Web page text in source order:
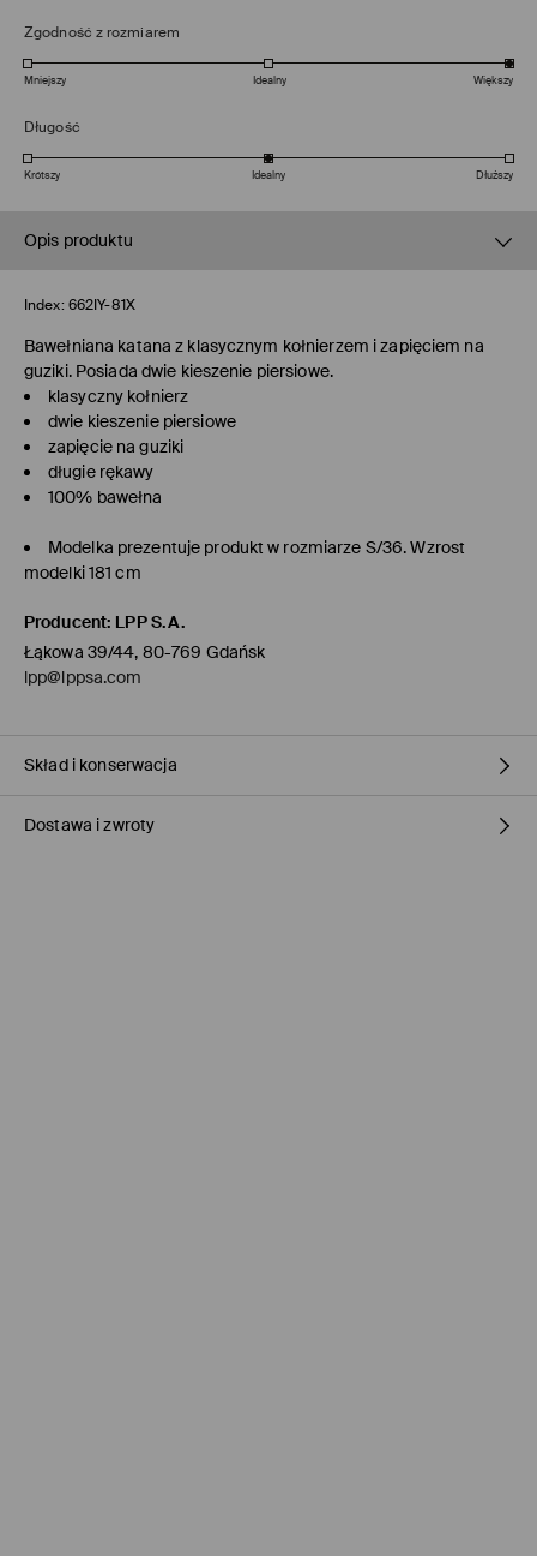
Zgodność z rozmiarem
Mniejszy Idealny Większy
Długość
Krótszy Idealny Dłuższy
Opis produktu
Index: 662IY-81X
Bawełniana katana z klasycznym kołnierzem i zapięciem na
guziki. Posiada dwie kieszenie piersiowe.
klasyczny kołnierz
dwie kieszenie piersiowe
zapięcie na guziki
długie rękawy
100% bawełna
Modelka prezentuje produkt w rozmiarze S/36. Wzrost
modelki 181 cm
Producent: LPP S.A.
Łąkowa 39/44, 80-769 Gdańsk
lpp@lppsa.com
Skład i konserwacja
MATERIAŁ PIERWSZY
Dostawa i zwroty